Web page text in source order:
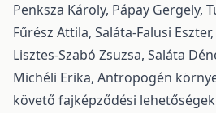
Penksza Károly, Pápay Gergely,
Fűrész Attila, Saláta-Falusi
Lisztes-Szabó Zsuzsa, Saláta
Michéli Erika, Antropogén
követő fajképződési